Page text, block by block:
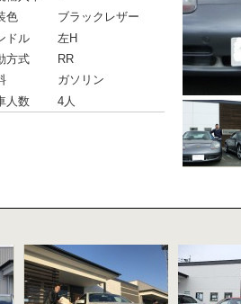
色
ブラックレザー
ドル
左H
方式
RR
ガソリン
人数
4人